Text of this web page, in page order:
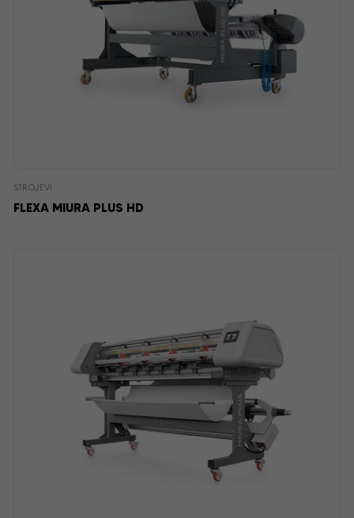
STROJEVI
FLEXA MIURA PLUS HD